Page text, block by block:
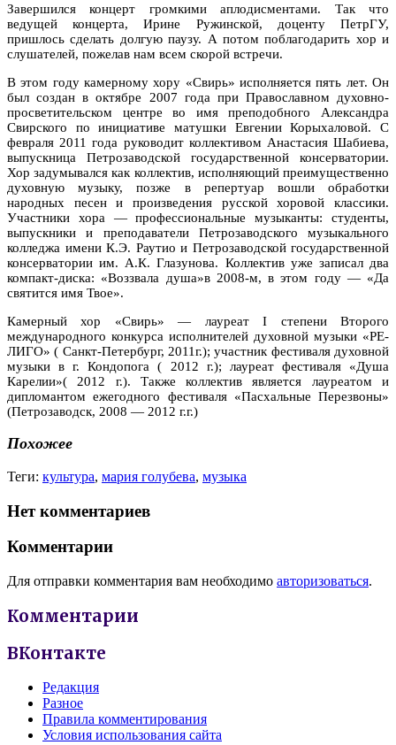
Завершился концерт громкими аплодисментами. Так что
ведущей концерта, Ирине Ружинской, доценту ПетрГУ,
пришлось сделать долгую паузу. А потом поблагодарить хор и
слушателей, пожелав нам всем скорой встречи.
В этом году камерному хору «Свирь» исполняется пять лет. Он
был создан в октябре 2007 года при Православном духовно-
просветительском центре во имя преподобного Александра
Свирского по инициативе матушки Евгении Корыхаловой. С
февраля 2011 года руководит коллективом Анастасия Шабиева,
выпускница Петрозаводской государственной консерватории.
Хор задумывался как коллектив, исполняющий преимущественно
духовную музыку, позже в репертуар вошли обработки
народных песен и произведения русской хоровой классики.
Участники хора — профессиональные музыканты: студенты,
выпускники и преподаватели Петрозаводского музыкального
колледжа имени К.Э. Раутио и Петрозаводской государственной
консерватории им. А.К. Глазунова. Коллектив уже записал два
компакт-диска: «Воззвала душа»в 2008-м, в этом году — «Да
святится имя Твое».
Камерный хор «Свирь» — лауреат I степени Второго
международного конкурса исполнителей духовной музыки «РЕ-
ЛИГО» ( Санкт-Петербург, 2011г.); участник фестиваля духовной
музыки в г. Кондопога ( 2012 г.); лауреат фестиваля «Душа
Карелии»( 2012 г.). Также коллектив является лауреатом и
дипломантом ежегодного фестиваля «Пасхальные Перезвоны»
(Петрозаводск, 2008 — 2012 г.г.)
Похожее
Теги: культура, мария голубева, музыка
Нет комментариев
Комментарии
Для отправки комментария вам необходимо авторизоваться.
Комментарии
ВКонтакте
Редакция
Разное
Правила комментирования
Условия использования сайта